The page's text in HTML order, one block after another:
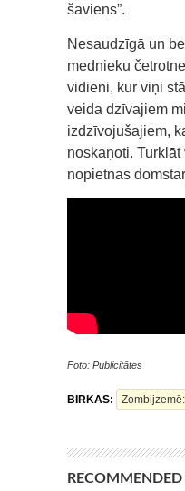
šāviens”.
Nesaudzīgā un
mednieku
vidieni, kur viņi
veida dzīvajiem
izdzīvojušajiem,
noskaņoti.
nopietnas
Foto: Publicitātes
BIRKAS:
RECOMMENDED